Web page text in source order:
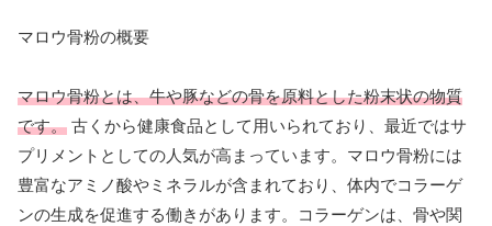
マロウ骨粉の概要
マロウ骨粉とは、牛や豚などの骨を原料とした粉末状の物質
です。 古くから健康食品として用いられており、最近ではサ
プリメントとしての人気が高まっています。マロウ骨粉には
豊富なアミノ酸やミネラルが含まれており、体内でコラーゲ
ンの生成を促進する働きがあります。コラーゲンは、骨や関